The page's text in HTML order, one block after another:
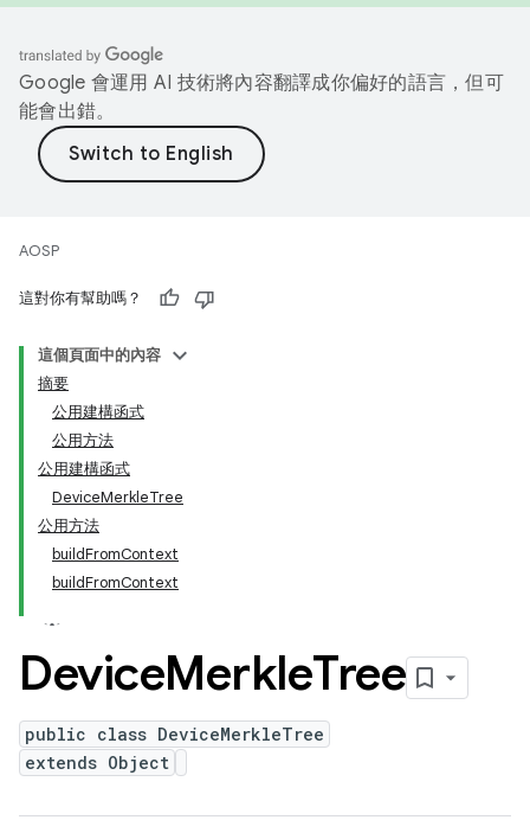
Google 會運用 AI 技術將內容翻譯成你偏好的語言，但可
能會出錯。
AOSP
這對你有幫助嗎？
這個頁面中的內容
摘要
公用建構函式
公用方法
公用建構函式
DeviceMerkleTree
公用方法
buildFromContext
buildFromContext
DeviceMerkleTree
public class DeviceMerkleTree
extends Object